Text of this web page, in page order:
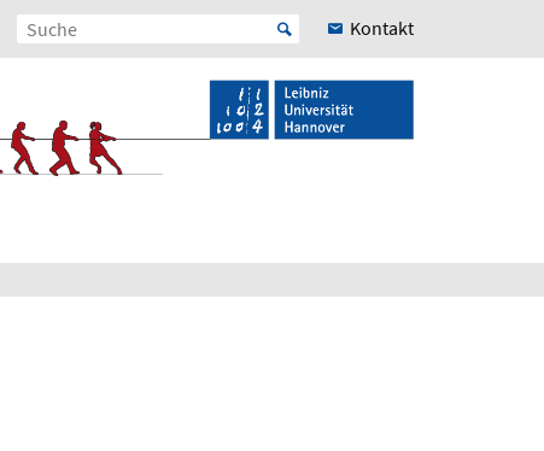
Kontakt